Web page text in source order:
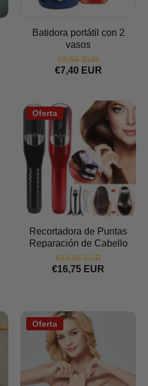
Batidora portátil con 2
vasos
€8,95 EUR
€7,40 EUR
Oferta
Recortadora de Puntas
Reparación de Cabello
€18,95 EUR
€16,75 EUR
Oferta